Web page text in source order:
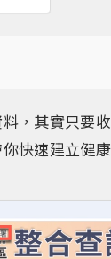
，其實只要
快速建立健